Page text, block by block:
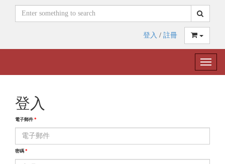
登入 / 註冊
Toggle
登入
電子郵件 *
密碼 *